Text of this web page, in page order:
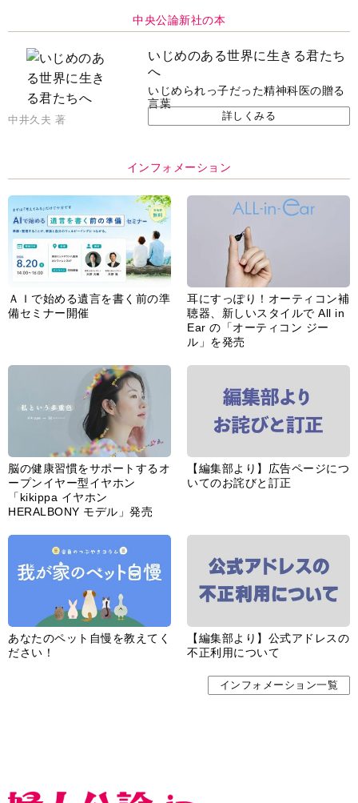
中央公論新社の本
いじめのある世界に生きる君たち
へ
いじめられっ子だった精神科医の贈る
言葉
中井久夫 著 詳しくみる
インフォメーション
ＡＩで始める遺言を書く前の準
備セミナー開催
耳にすっぽり！オーティコン補
聴器、新しいスタイルで All in
Ear の「オーティコン ジー
ル」を発売
脳の健康習慣をサポートするオ
ープンイヤー型イヤホン
「kikippa イヤホン
HERALBONY モデル」発売
【編集部より】広告ページにつ
いてのお詫びと訂正
あなたのペット自慢を教えてく
ださい！
【編集部より】公式アドレスの
不正利用について
インフォメーション一覧